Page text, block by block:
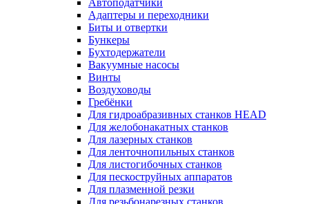
Автоподатчики
Адаптеры и переходники
Биты и отвертки
Бункеры
Бухтодержатели
Вакуумные насосы
Винты
Воздуховоды
Гребёнки
Для гидроабразивных станков HEAD
Для желобонакатных станков
Для лазерных станков
Для ленточнопильных станков
Для листогибочных станков
Для пескоструйных аппаратов
Для плазменной резки
Для резьбонарезных станков